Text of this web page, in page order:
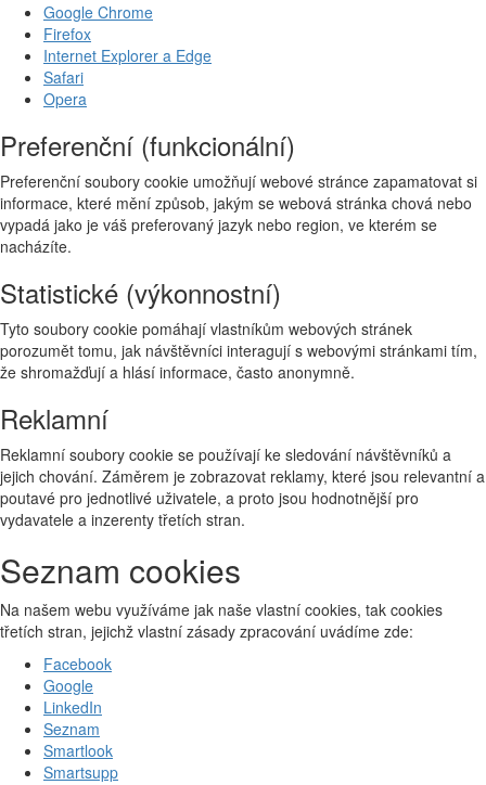
Google Chrome
Firefox
Internet Explorer a Edge
Safari
Opera
Preferenční (funkcionální)
Preferenční soubory cookie umožňují webové stránce zapamatovat si
informace, které mění způsob, jakým se webová stránka chová nebo
vypadá jako je váš preferovaný jazyk nebo region, ve kterém se
nacházíte.
Statistické (výkonnostní)
Tyto soubory cookie pomáhají vlastníkům webových stránek
porozumět tomu, jak návštěvníci interagují s webovými stránkami tím,
že shromažďují a hlásí informace, často anonymně.
Reklamní
Reklamní soubory cookie se používají ke sledování návštěvníků a
jejich chování. Záměrem je zobrazovat reklamy, které jsou relevantní a
poutavé pro jednotlivé uživatele, a proto jsou hodnotnější pro
vydavatele a inzerenty třetích stran.
Seznam cookies
Na našem webu využíváme jak naše vlastní cookies, tak cookies
třetích stran, jejichž vlastní zásady zpracování uvádíme zde:
Facebook
Google
LinkedIn
Seznam
Smartlook
Smartsupp